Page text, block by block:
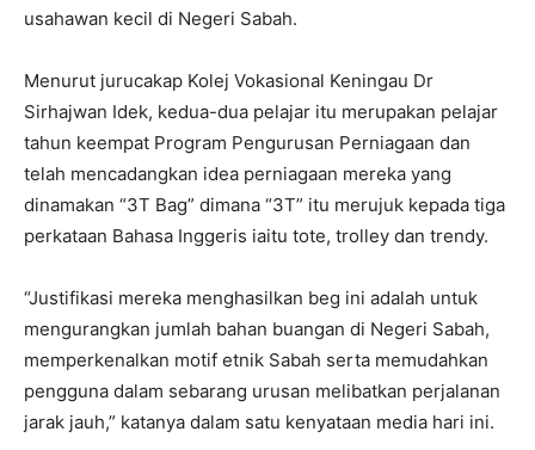
usahawan kecil di Negeri Sabah.
Menurut jurucakap Kolej Vokasional Keningau Dr
Sirhajwan Idek, kedua-dua pelajar itu merupakan pelajar
tahun keempat Program Pengurusan Perniagaan dan
telah mencadangkan idea perniagaan mereka yang
dinamakan “3T Bag” dimana “3T” itu merujuk kepada tiga
perkataan Bahasa Inggeris iaitu tote, trolley dan trendy.
“Justifikasi mereka menghasilkan beg ini adalah untuk
mengurangkan jumlah bahan buangan di Negeri Sabah,
memperkenalkan motif etnik Sabah serta memudahkan
pengguna dalam sebarang urusan melibatkan perjalanan
jarak jauh,” katanya dalam satu kenyataan media hari ini.